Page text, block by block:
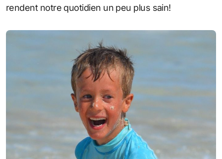
rendent notre quotidien un peu plus sain!